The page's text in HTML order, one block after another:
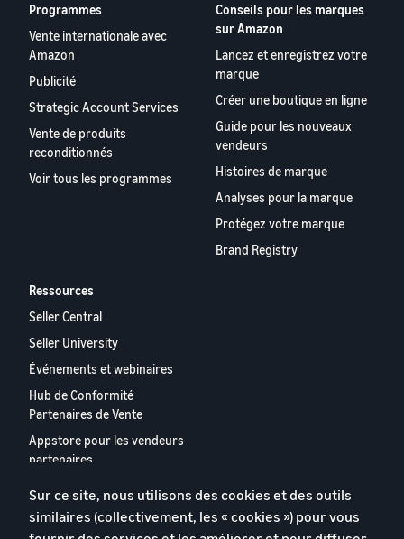
Programmes
Vente internationale avec
Amazon
Publicité
Strategic Account Services
Vente de produits
reconditionnés
Voir tous les programmes
Conseils pour les marques
sur Amazon
Lancez et enregistrez votre
marque
Créer une boutique en ligne
Guide pour les nouveaux
vendeurs
Histoires de marque
Analyses pour la marque
Protégez votre marque
Brand Registry
Ressources
Seller Central
Seller University
Événements et webinaires
Hub de Conformité
Partenaires de Vente
Appstore pour les vendeurs
partenaires
vendeurs partenaires
européens
Sur ce site, nous utilisons des cookies et des outils
similaires (collectivement, les « cookies ») pour vous